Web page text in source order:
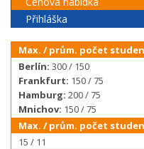
Přihláška
Max. / prům. počet
Berlín: 300 / 150
Frankfurt: 150 / 75
Hamburg: 200 / 75
Mnichov: 150 / 75
Max. / prům. počet
15 / 11